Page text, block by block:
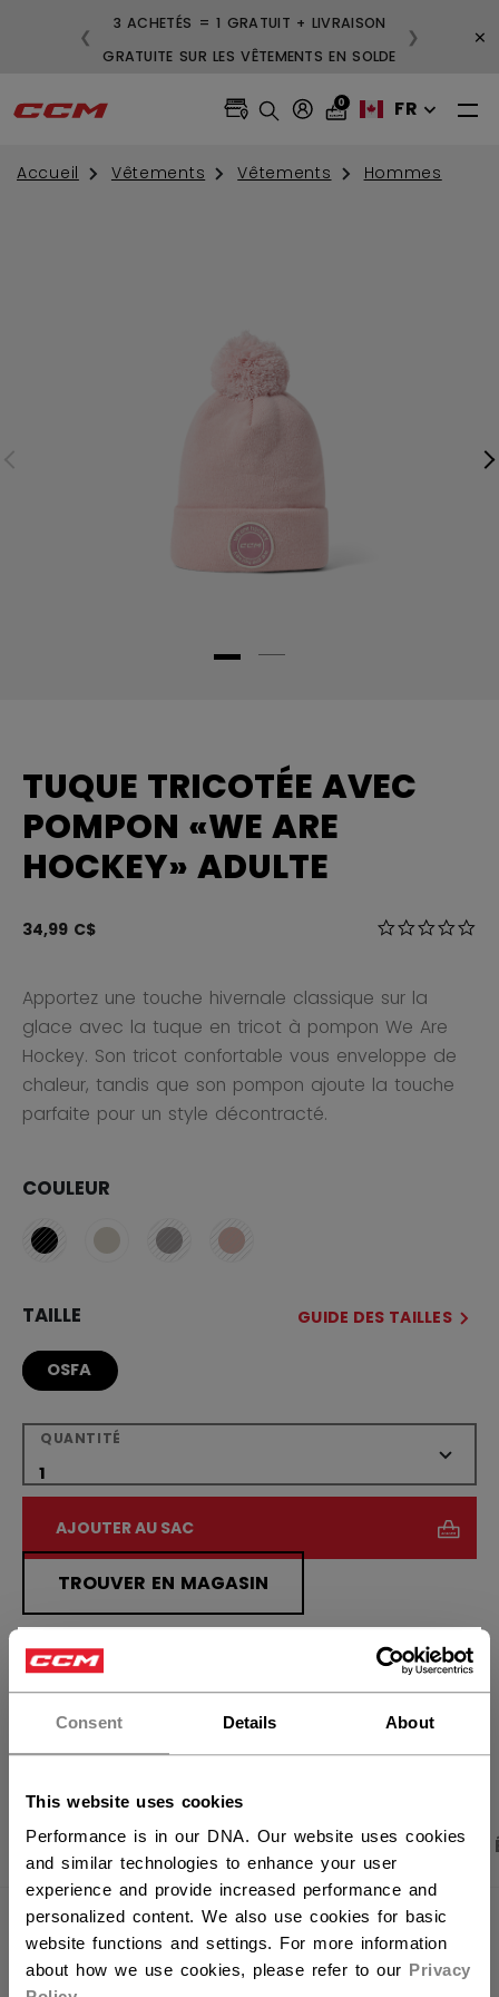
Consent Details About
This website uses cookies
Performance is in our DNA. Our website uses cookies
and similar technologies to enhance your user
experience and provide increased performance and
personalized content. We also use cookies for basic
website functions and settings. For more information
about how we use cookies, please refer to our Privacy
Vous souhaitez expédier des
produits aux États-Unis ?
3 ACHETÉS = 1 GRATUIT + LIVRAISON
GRATUITE SUR LES VÊTEMENTS EN SOLDE
❮ ❯ ×
0 FR
Accueil Vêtements Vêtements Hommes
TUQUE TRICOTÉE AVEC
POMPON «WE ARE
HOCKEY» ADULTE
34,99 C$ 3,7 sur 5
Apportez une touche hivernale classique sur la
glace avec la tuque en tricot à pompon We Are
Hockey. Son tricot confortable vous enveloppe de
chaleur, tandis que son pompon ajoute la touche
parfaite pour un style décontracté.
COULEUR
TAILLE GUIDE DES TAILLES
OSFA
QUANTITÉ
AJOUTER AU SAC
TROUVER EN MAGASIN
Politique de livraison Retours gratuits
PHOTOS DU PRODUIT CARACTÉRISTIQUES
CARACTÉRISTIQUES
IDENTIFICATION
HPM62A-AD